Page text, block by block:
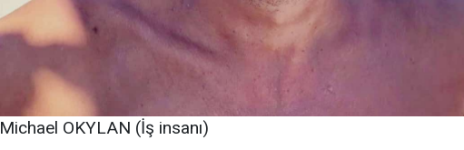
Michael OKYLAN (İş insanı)